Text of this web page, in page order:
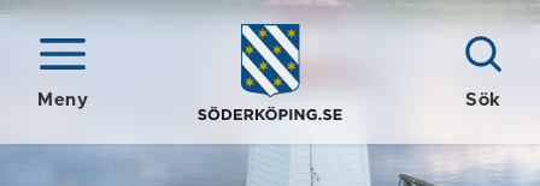
Meny Sök